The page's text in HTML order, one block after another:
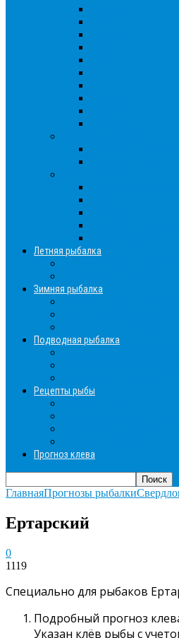
Летняя рыбалка
Зимняя рыбалка
Подводная рыбалка
Рецепты рыбы
Прогноз клева
ГлавнаяПрогнозы рыбалки
Ертарский
0
1119
Специально для рыбаков
Подробный прогноз
Указан клёв рыбы с